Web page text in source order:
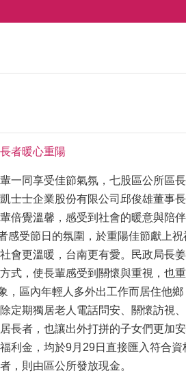
者暖心重陽
一同享受佳節氣氛，七股區公所區
士士企業股份有限公司邱俊雄董事
倍覺溫馨，感受到社會的暖意與陪伴
受節日的氛圍，於重陽佳節獻上
會更溫暖，台南更有愛。民政局長
式，使長輩感受到關懷與重視，也重
區內年輕人多外出工作而居住他
定期獨居老人電話問安、關懷訪視
長者，也讓出外打拼的子女們更加安
利金，均於9月29日直接匯入符合
，則由區公所發放現金。